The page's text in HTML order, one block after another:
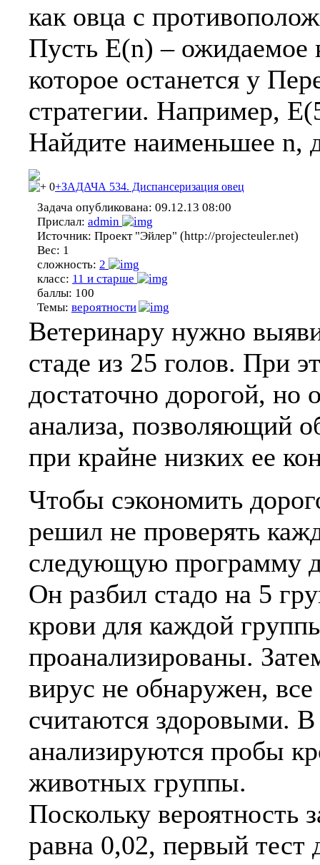
как овца с
Пусть E(n) – ожидаемое
которое останется у
стратегии. Например,
Найдите наименьшее n,
0+ЗАДАЧА 534. Диспансеризация овец
Задача опубликована: 09.12.13 08:00
Прислал: admin
Источник: Проект "Эйлер" (http://projecteuler.net)
Вес: 1
сложность: 2
класс: 11 и старше
баллы: 100
Темы: вероятности
Ветеринару нужно
стаде из 25 голов. При
достаточно дорогой, но
анализа, позволяющий
при крайне низких ее
Чтобы сэкономить
решил не проверять
следующую программу
Он разбил стадо на 5
крови для каждой
проанализированы.
вирус не обнаружен,
считаются здоровыми.
анализируются пробы
животных группы.
Поскольку вероятность
равна 0,02, первый тест